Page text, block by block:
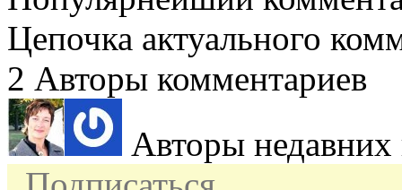
Цепочка актуального
2 Авторы комментариев
Авторы недавних